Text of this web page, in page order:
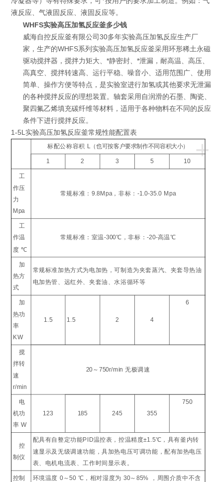
液反应、气液固反应、液固反应等。
WHFS实验高压加氢反应釜多少钱
威海自控反应釜有限公司30多年实验高压加氢反应生产厂
家，生产的WHFS系列实验高压加氢反应釜采用环形稀土永磁
驱动搅拌器，搅拌力矩大、*静密封、*泄漏，耐高温、高压、
高真空、搅拌转速高、运行平稳、噪音小、适用范围广、使用
简单、操作方便等特点，是实验室进行加氢或其他要求无泄漏
的各种搅拌反应的理想装置。轴套采用自润滑的石墨、陶瓷、
聚四氟乙烯填充碳纤维等材料，适用于各种物料在不同的反应
条件下进行搅拌反应。
1-5L实验高压加氢反应釜常规性能配置表
+
标配公称容积 L（也可按客户要求制作不同容积大小）
1 2 3 5 10
工
作压
力
Mpa
常规标准：9.8Mpa，非标：-1.0-35.0 Mpa
工
作温
度 ℃
常规标准：室温-300℃ ，非标：-20-高温℃
加
热方
式
常规标准加热方式为电加热，可制造为夹套蒸汽、夹套导热油
电加热管、远红外、夹套油、水浴循环等
加
热功
率
KW
1.5 1.5 2 4
6
搅
拌转
速
r/min
20～750r/min无极调速
电
机功
率 W
123 185 245 355
750
控
制仪
配具有自整定功能PID温控表，控温精度±1.5℃ ，具有釜内转
速显示及无级调速功能，具加热电压可调功能，配有加热电压
表、电机电流表、工作时间显示表。
控制 环境温度 0～50℃ ，相对湿度为 30～85% ，周围介质中不含